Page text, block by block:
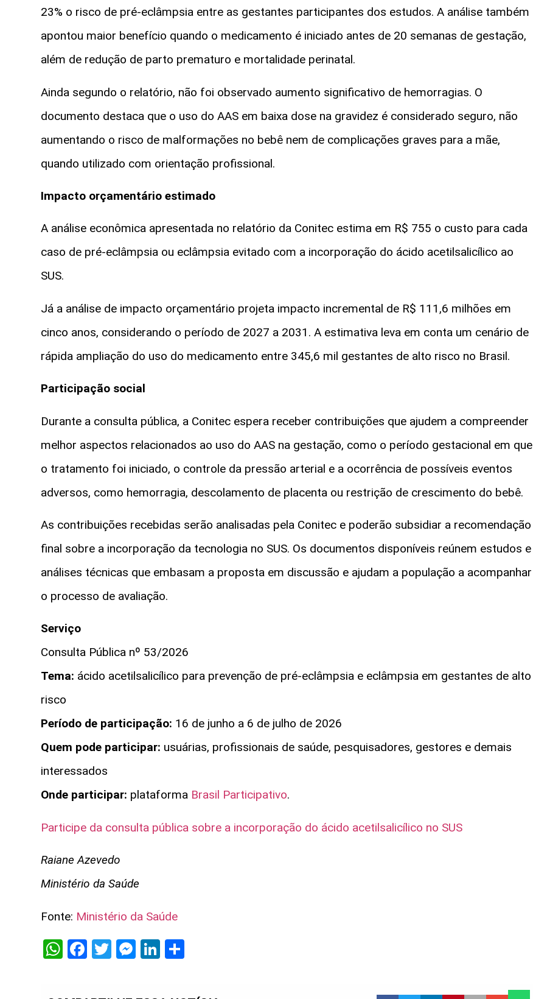
23% o risco de pré-eclâmpsia entre as gestantes participantes dos estudos. A análise também
apontou maior benefício quando o medicamento é iniciado antes de 20 semanas de gestação,
além de redução de parto prematuro e mortalidade perinatal.
Ainda segundo o relatório, não foi observado aumento significativo de hemorragias. O
documento destaca que o uso do AAS em baixa dose na gravidez é considerado seguro, não
aumentando o risco de malformações no bebê nem de complicações graves para a mãe,
quando utilizado com orientação profissional.
Impacto orçamentário estimado
A análise econômica apresentada no relatório da Conitec estima em R$ 755 o custo para cada
caso de pré-eclâmpsia ou eclâmpsia evitado com a incorporação do ácido acetilsalicílico ao
SUS.
Já a análise de impacto orçamentário projeta impacto incremental de R$ 111,6 milhões em
cinco anos, considerando o período de 2027 a 2031. A estimativa leva em conta um cenário de
rápida ampliação do uso do medicamento entre 345,6 mil gestantes de alto risco no Brasil.
Participação social
Durante a consulta pública, a Conitec espera receber contribuições que ajudem a compreender
melhor aspectos relacionados ao uso do AAS na gestação, como o período gestacional em que
o tratamento foi iniciado, o controle da pressão arterial e a ocorrência de possíveis eventos
adversos, como hemorragia, descolamento de placenta ou restrição de crescimento do bebê.
As contribuições recebidas serão analisadas pela Conitec e poderão subsidiar a recomendação
final sobre a incorporação da tecnologia no SUS. Os documentos disponíveis reúnem estudos e
análises técnicas que embasam a proposta em discussão e ajudam a população a acompanhar
o processo de avaliação.
Serviço
Consulta Pública nº 53/2026
Tema: ácido acetilsalicílico para prevenção de pré-eclâmpsia e eclâmpsia em gestantes de alto
risco
Período de participação: 16 de junho a 6 de julho de 2026
Quem pode participar: usuárias, profissionais de saúde, pesquisadores, gestores e demais
interessados
Onde participar: plataforma Brasil Participativo.
Participe da consulta pública sobre a incorporação do ácido acetilsalicílico no SUS
Raiane Azevedo
Ministério da Saúde
Fonte: Ministério da Saúde
WhatsApp
Facebook
Twitter
Messenger
LinkedIn